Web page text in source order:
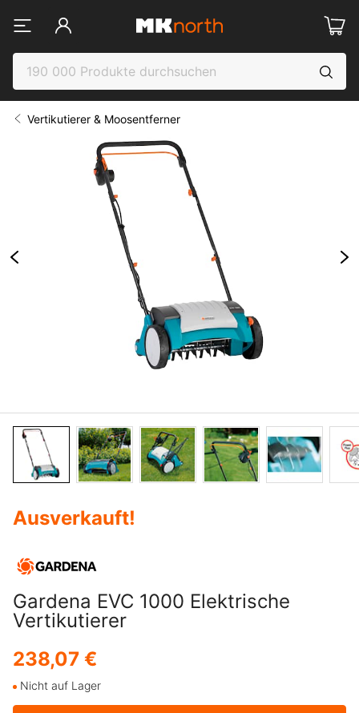
Vertikutierer & Moosentferner
Ausverkauft!
Gardena EVC 1000 Elektrische
Vertikutierer
238,07 €
Nicht auf Lager